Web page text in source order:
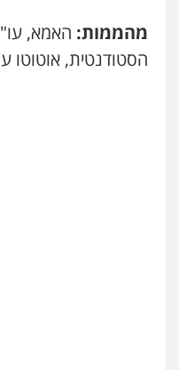
מהממות: האמא,
הסטודנטית, אוטוטו